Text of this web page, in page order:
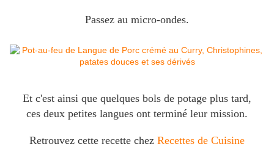
Passez au micro-ondes.
Et c'est ainsi que quelques bols de potage plus tard,
ces deux petites langues ont terminé leur mission.
Retrouvez cette recette chez Recettes de Cuisine